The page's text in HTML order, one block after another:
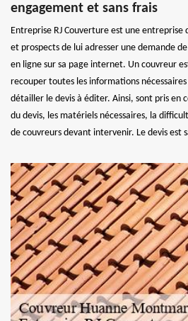
engagement et sans frais
Entreprise RJ Couverture est une entreprise
et prospects de lui adresser une demande
en ligne sur sa page internet. Un couvreur
recouper toutes les informations
détailler le devis à éditer. Ainsi, sont pris en
du devis, les matériels nécessaires, la
de couvreurs devant intervenir. Le devis est